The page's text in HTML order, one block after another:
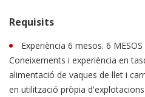
Requisits
Experiència 6 mesos. 6 MESOS
Coneixements i experiència en
alimentació de vaques de llet i
en utilització pròpia